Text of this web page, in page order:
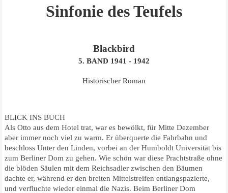
Sinfonie des Teufels
Blackbird
5. BAND 1941 - 1942
Historischer Roman
BLICK INS BUCH
Als Otto aus dem Hotel trat, war es bewölkt, für Mitte Dezember
aber immer noch viel zu warm. Er überquerte die Fahrbahn und
beschloss Unter den Linden, vorbei an der Humboldt Universität bis
zum Berliner Dom zu gehen. Wie schön war diese Prachtstraße ohne
die blöden Säulen mit dem Reichsadler zwischen den Bäumen
dachte er, während er den breiten Mittelstreifen entlangspazierte,
und verfluchte wieder einmal die Nazis. Beim Berliner Dom